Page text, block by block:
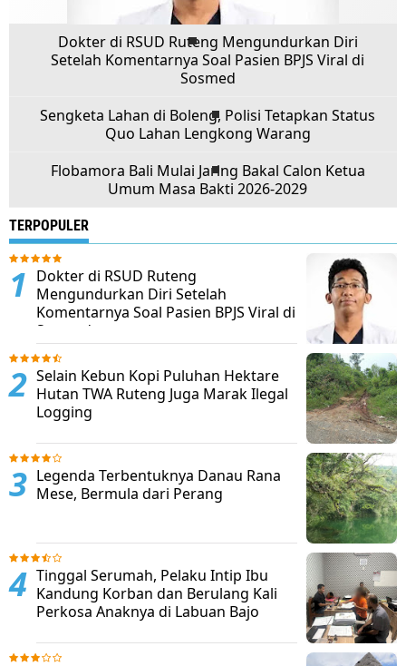
Dokter di RSUD Ruteng Mengundurkan Diri
Setelah Komentarnya Soal Pasien BPJS Viral di
Sosmed
Sengketa Lahan di Boleng, Polisi Tetapkan Status
Quo Lahan Lengkong Warang
Flobamora Bali Mulai Jaring Bakal Calon Ketua
Umum Masa Bakti 2026-2029
TERPOPULER
Dokter di RSUD Ruteng
Mengundurkan Diri Setelah
Komentarnya Soal Pasien BPJS Viral di
Sosmed
Selain Kebun Kopi Puluhan Hektare
Hutan TWA Ruteng Juga Marak Ilegal
Logging
Legenda Terbentuknya Danau Rana
Mese, Bermula dari Perang
Tinggal Serumah, Pelaku Intip Ibu
Kandung Korban dan Berulang Kali
Perkosa Anaknya di Labuan Bajo